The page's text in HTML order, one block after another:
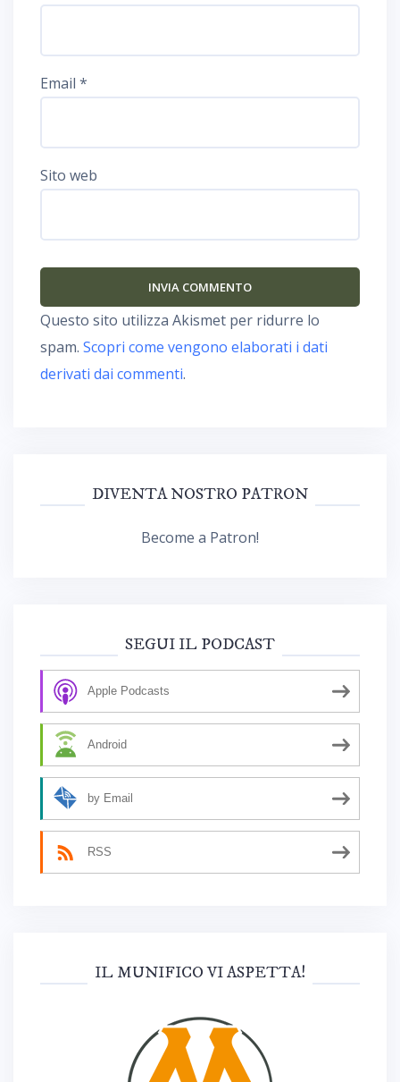
Email *
Sito web
Questo sito utilizza Akismet per ridurre lo
spam. Scopri come vengono elaborati i dati
derivati dai commenti.
DIVENTA NOSTRO PATRON
Become a Patron!
SEGUI IL PODCAST
Apple Podcasts
Android
by Email
RSS
IL MUNIFICO VI ASPETTA!